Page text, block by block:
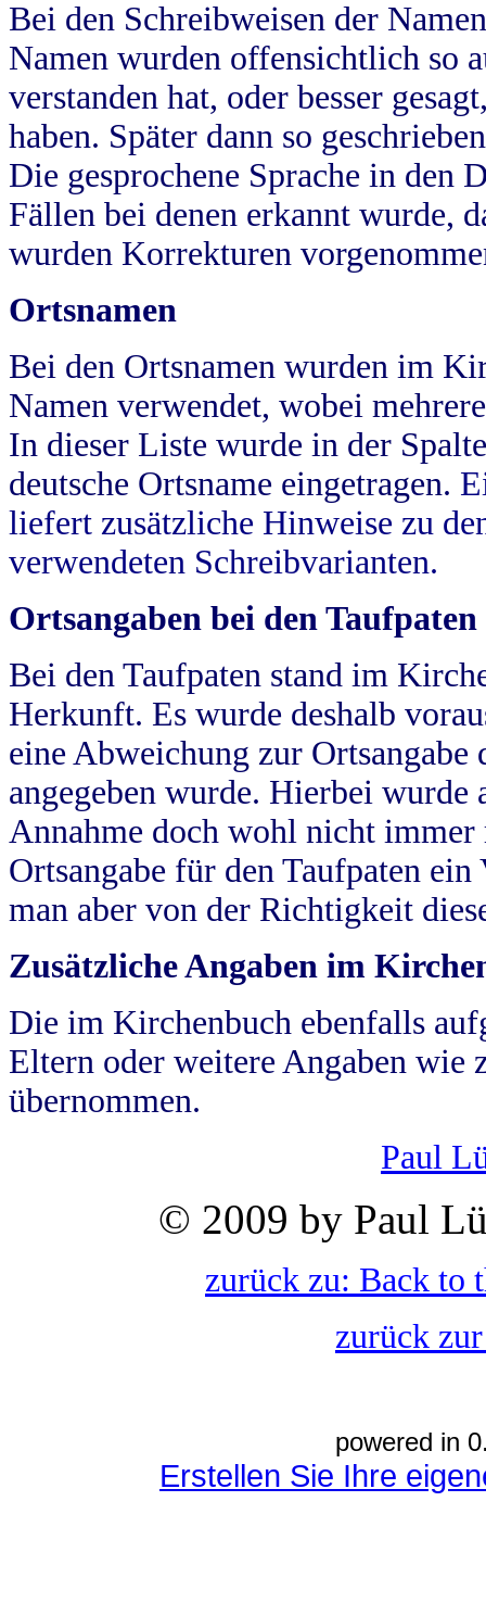
Bei den Schreibweisen der
Namen wurden offensichtlich so
verstanden hat, oder besser
haben. Später dann so
Die gesprochene Sprache in
Fällen bei denen erkannt wurde,
wurden Korrekturen
Ortsnamen
Bei den Ortsnamen wurden im
Namen verwendet, wobei
In dieser Liste wurde in der
deutsche Ortsname eingetragen.
liefert zusätzliche Hinweise zu
verwendeten Schreibvarianten.
Ortsangaben bei den Taufpaten
Bei den Taufpaten stand im
Herkunft. Es wurde deshalb
eine Abweichung zur
angegeben wurde. Hierbei wurde
Annahme doch wohl nicht
Ortsangabe für den Taufpaten
man aber von der Richtigkeit
Zusätzliche Angaben im
Die im Kirchenbuch ebenfalls
Eltern oder weitere Angaben wie
übernommen.
Paul
© 2009 by Paul
zurück zu: Back to
zurück
powered in
Erstellen Sie Ihre